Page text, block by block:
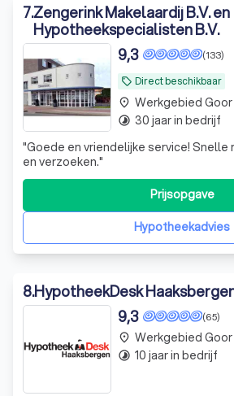
7.Zengerink Makelaardij B.V. en
Hypotheekspecialisten B.V.
local_offer Direct beschikbaar
(133)
9,3
"Goede en vriendelijke service! Snelle
en verzoeken."
Hypotheekadvies
Prijsopgave
place Werkgebied Goor
timelapse 30 jaar in bedrijf
8.HypotheekDesk
(65)
9,3
place Werkgebied Goor
timelapse 10 jaar in bedrijf